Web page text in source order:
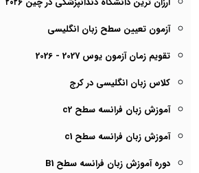
آزمون تعیین سطح زبان انگلیسی
تقویم زمان آزمون یوس 2027 - 2026
کلاس زبان انگلیسی در کرج
آموزش زبان فرانسه سطح c2
آموزش زبان فرانسه سطح c1
دوره آموزش زبان فرانسه سطح B1